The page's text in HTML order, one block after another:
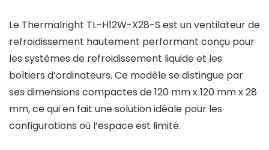
Le Thermalright TL-H12W-X28-S est un ventilateur de
refroidissement hautement performant conçu pour
les systèmes de refroidissement liquide et les
boîtiers d’ordinateurs. Ce modèle se distingue par
ses dimensions compactes de 120 mm x 120 mm x 28
mm, ce qui en fait une solution idéale pour les
configurations où l’espace est limité.